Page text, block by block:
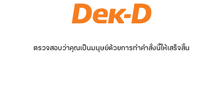
ตรวจสอบว่าคุณเป็นมนุษย์ด้วยการทำคำสั่งนี้ให้เสร็จสิ้น